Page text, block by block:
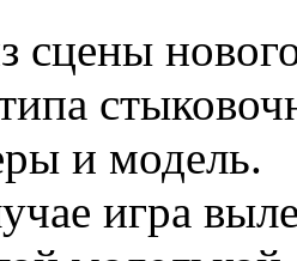
сцены
и модель.
игра